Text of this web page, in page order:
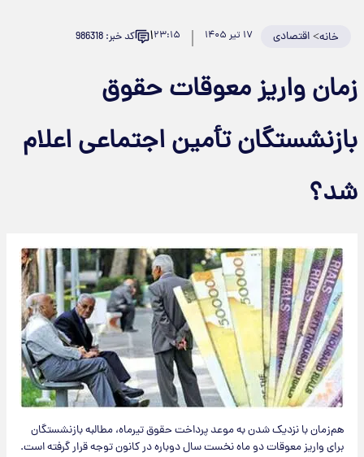
خانه>اقتصادی ۲۳:۱۵۱ کد خبر: 986318
واریز معوقات حقوق
تأمین اجتماعی اعلام
هم‌زمان با نزدیک شدن به موعد پرداخت حقوق تیرماه، مطالبه بازنشستگان
برای واریز معوقات دو ماه نخست سال دوباره در کانون توجه قرار گرفته است.